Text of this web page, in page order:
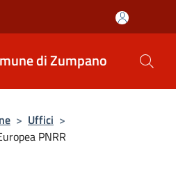
di Zumpano
> Uffici >
PNRR